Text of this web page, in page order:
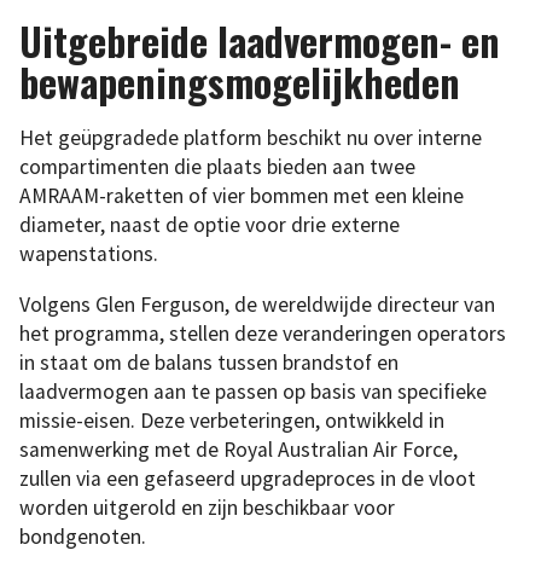
Uitgebreide laadvermogen- en
bewapeningsmogelijkheden
Het geüpgradede platform beschikt nu over interne
compartimenten die plaats bieden aan twee
AMRAAM-raketten of vier bommen met een kleine
diameter, naast de optie voor drie externe
wapenstations.
Volgens Glen Ferguson, de wereldwijde directeur van
het programma, stellen deze veranderingen operators
in staat om de balans tussen brandstof en
laadvermogen aan te passen op basis van specifieke
missie-eisen. Deze verbeteringen, ontwikkeld in
samenwerking met de Royal Australian Air Force,
zullen via een gefaseerd upgradeproces in de vloot
worden uitgerold en zijn beschikbaar voor
bondgenoten.